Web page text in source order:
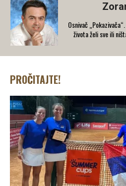
Osnivač
života želi sve ili
PROČITAJTE!